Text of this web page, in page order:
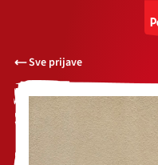
Sve prijave